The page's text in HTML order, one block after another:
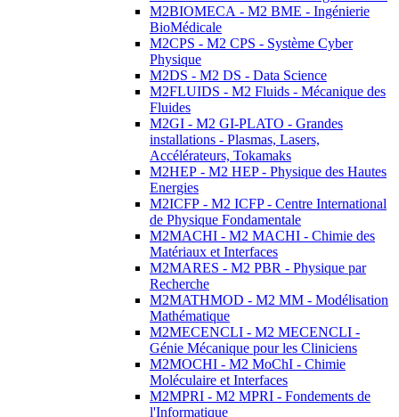
M2BIOMECA - M2 BME - Ingénierie
BioMédicale
M2CPS - M2 CPS - Système Cyber
Physique
M2DS - M2 DS - Data Science
M2FLUIDS - M2 Fluids - Mécanique des
Fluides
M2GI - M2 GI-PLATO - Grandes
installations - Plasmas, Lasers,
Accélérateurs, Tokamaks
M2HEP - M2 HEP - Physique des Hautes
Energies
M2ICFP - M2 ICFP - Centre International
de Physique Fondamentale
M2MACHI - M2 MACHI - Chimie des
Matériaux et Interfaces
M2MARES - M2 PBR - Physique par
Recherche
M2MATHMOD - M2 MM - Modélisation
Mathématique
M2MECENCLI - M2 MECENCLI -
Génie Mécanique pour les Cliniciens
M2MOCHI - M2 MoChI - Chimie
Moléculaire et Interfaces
M2MPRI - M2 MPRI - Fondements de
l'Informatique